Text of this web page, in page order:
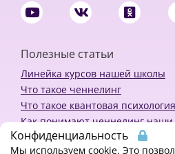
Полезные статьи
Линейка курсов нашей школы
Что такое ченнелинг
Что такое квантовая психология
Как понимают ченнелинг наши
Политика конфиденциальности
Конфиденциальность
Мы используем cookie. Это